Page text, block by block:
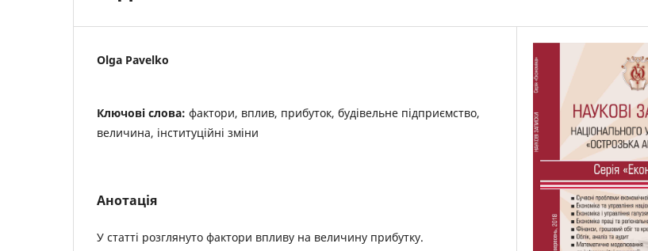
Оlga Pavelko
Ключові слова: фактори, вплив, прибуток, будівельне підприємство,
величина, інституційні зміни
Анотація
У статті розглянуто фактори впливу на величину прибутку.